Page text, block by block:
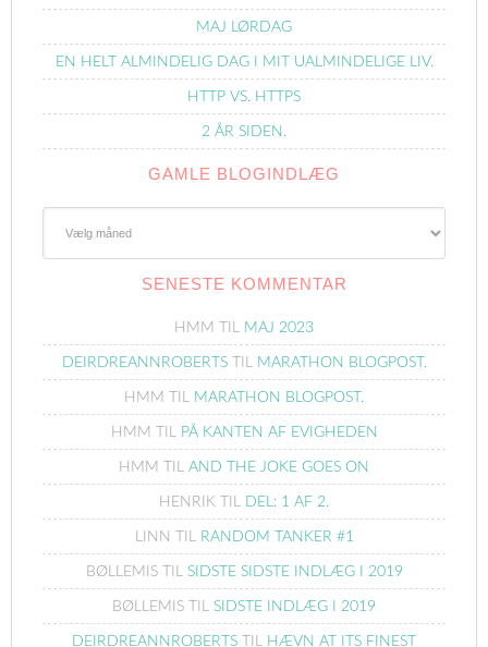
MAJ LØRDAG
EN HELT ALMINDELIG DAG I MIT UALMINDELIGE LIV.
HTTP VS. HTTPS
2 ÅR SIDEN.
GAMLE BLOGINDLÆG
SENESTE KOMMENTAR
HMM TIL MAJ 2023
DEIRDREANNROBERTSTIL MARATHON BLOGPOST.
HMM TIL MARATHON BLOGPOST.
HMM TIL PÅ KANTEN AF EVIGHEDEN
HMM TIL AND THE JOKE GOES ON
HENRIK TIL DEL: 1 AF 2.
LINN TIL RANDOM TANKER #1
BØLLEMISTIL SIDSTE SIDSTE INDLÆG I 2019
BØLLEMIS TIL SIDSTE INDLÆG I 2019
DEIRDREANNROBERTS TIL HÆVN AT ITS FINEST